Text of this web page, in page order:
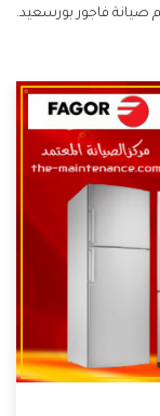
صيانة فاجور بورسعيد.